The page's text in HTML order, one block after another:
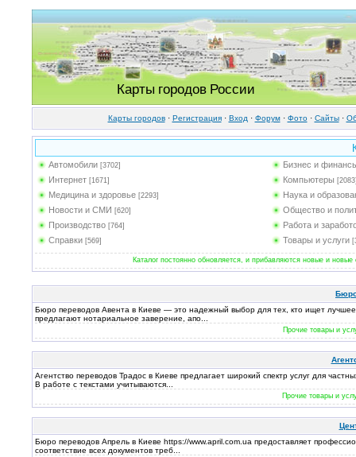
Карты городов России
Карты городов· Регистрация· Вход · Форум· Фото· Cайты·
Автомобили [3702]
Бизнес и
Интернет [1671] Компьютеры
Медицина и здоровье [2293]
Наука и
Новости и СМИ [620]
Общество и
Производство [764]
Работа и
Справки [569] Товары и услуги
Каталог постоянно обновляется, и прибавляются новые и
Бюро переводов Авента в Киеве — это надежный выбор для тех, кто ищет
предлагают нотариальное заверение, апо...
Прочие товары и
Агентство переводов Традос в Киеве предлагает широкий спектр услуг для
В работе с текстами учитываются...
Прочие товары и
Бюро переводов Апрель в Киеве https://www.april.com.ua предоставляет
соответствие всех документов треб...